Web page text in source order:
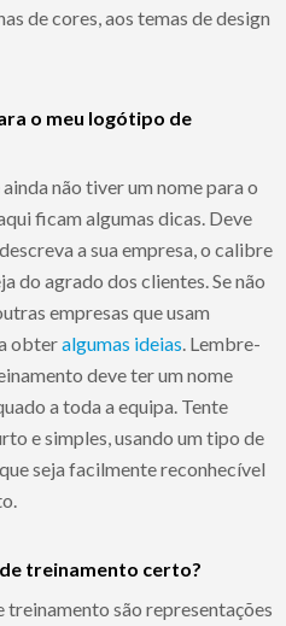
de cores, aos temas de design
o meu logótipo de
não tiver um nome para o
ficam algumas dicas. Deve
a sua empresa, o calibre
do agrado dos clientes. Se não
empresas que usam
obteralgumas ideias . Lembre-
deve ter um nome
a toda a equipa. Tente
e simples, usando um tipo de
seja facilmente reconhecível
treinamento certo?
são representações